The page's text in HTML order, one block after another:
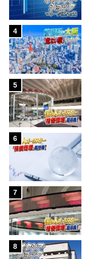
4
5
6
7
8